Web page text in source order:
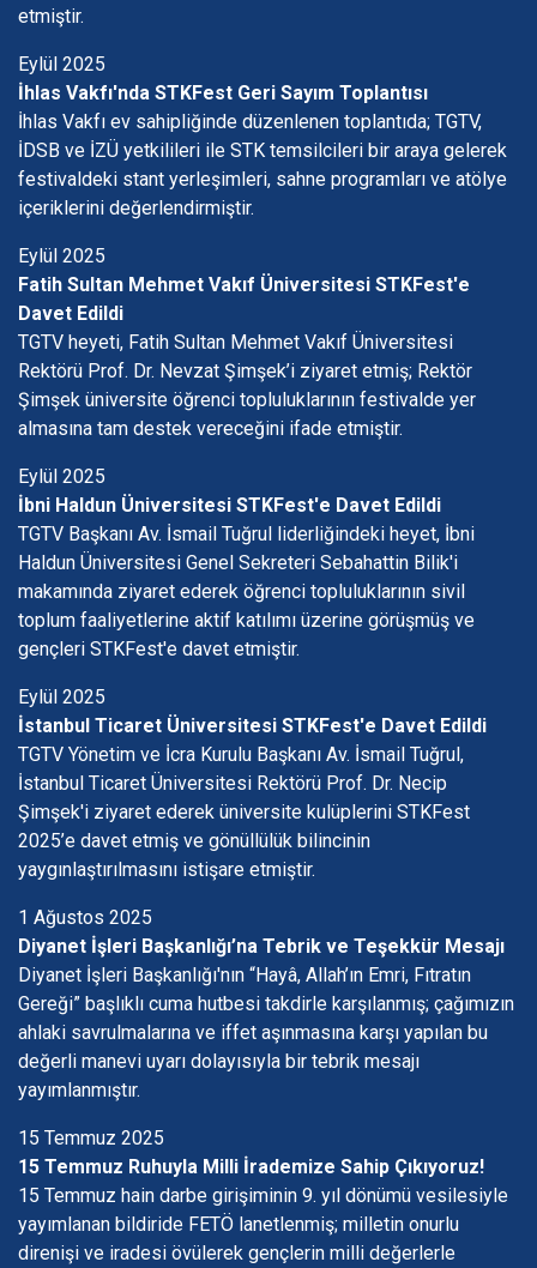
etmiştir.
Eylül 2025
İhlas Vakfı'nda STKFest Geri Sayım Toplantısı
İhlas Vakfı ev sahipliğinde düzenlenen toplantıda; TGTV,
İDSB ve İZÜ yetkilileri ile STK temsilcileri bir araya gelerek
festivaldeki stant yerleşimleri, sahne programları ve atölye
içeriklerini değerlendirmiştir.
Eylül 2025
Fatih Sultan Mehmet Vakıf Üniversitesi STKFest'e
Davet Edildi
TGTV heyeti, Fatih Sultan Mehmet Vakıf Üniversitesi
Rektörü Prof. Dr. Nevzat Şimşek’i ziyaret etmiş; Rektör
Şimşek üniversite öğrenci topluluklarının festivalde yer
almasına tam destek vereceğini ifade etmiştir.
Eylül 2025
İbni Haldun Üniversitesi STKFest'e Davet Edildi
TGTV Başkanı Av. İsmail Tuğrul liderliğindeki heyet, İbni
Haldun Üniversitesi Genel Sekreteri Sebahattin Bilik'i
makamında ziyaret ederek öğrenci topluluklarının sivil
toplum faaliyetlerine aktif katılımı üzerine görüşmüş ve
gençleri STKFest'e davet etmiştir.
Eylül 2025
İstanbul Ticaret Üniversitesi STKFest'e Davet Edildi
TGTV Yönetim ve İcra Kurulu Başkanı Av. İsmail Tuğrul,
İstanbul Ticaret Üniversitesi Rektörü Prof. Dr. Necip
Şimşek'i ziyaret ederek üniversite kulüplerini STKFest
2025’e davet etmiş ve gönüllülük bilincinin
yaygınlaştırılmasını istişare etmiştir.
1 Ağustos 2025
Diyanet İşleri Başkanlığı’na Tebrik ve Teşekkür Mesajı
Diyanet İşleri Başkanlığı'nın “Hayâ, Allah’ın Emri, Fıtratın
Gereği” başlıklı cuma hutbesi takdirle karşılanmış; çağımızın
ahlaki savrulmalarına ve iffet aşınmasına karşı yapılan bu
değerli manevi uyarı dolayısıyla bir tebrik mesajı
yayımlanmıştır.
15 Temmuz 2025
15 Temmuz Ruhuyla Milli İrademize Sahip Çıkıyoruz!
15 Temmuz hain darbe girişiminin 9. yıl dönümü vesilesiyle
yayımlanan bildiride FETÖ lanetlenmiş; milletin onurlu
direnişi ve iradesi övülerek gençlerin milli değerlerle